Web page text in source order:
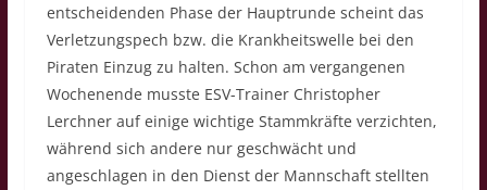
entscheidenden Phase der Hauptrunde scheint das
Verletzungspech bzw. die Krankheitswelle bei den
Piraten Einzug zu halten. Schon am vergangenen
Wochenende musste ESV-Trainer Christopher
Lerchner auf einige wichtige Stammkräfte verzichten,
während sich andere nur geschwächt und
angeschlagen in den Dienst der Mannschaft stellten